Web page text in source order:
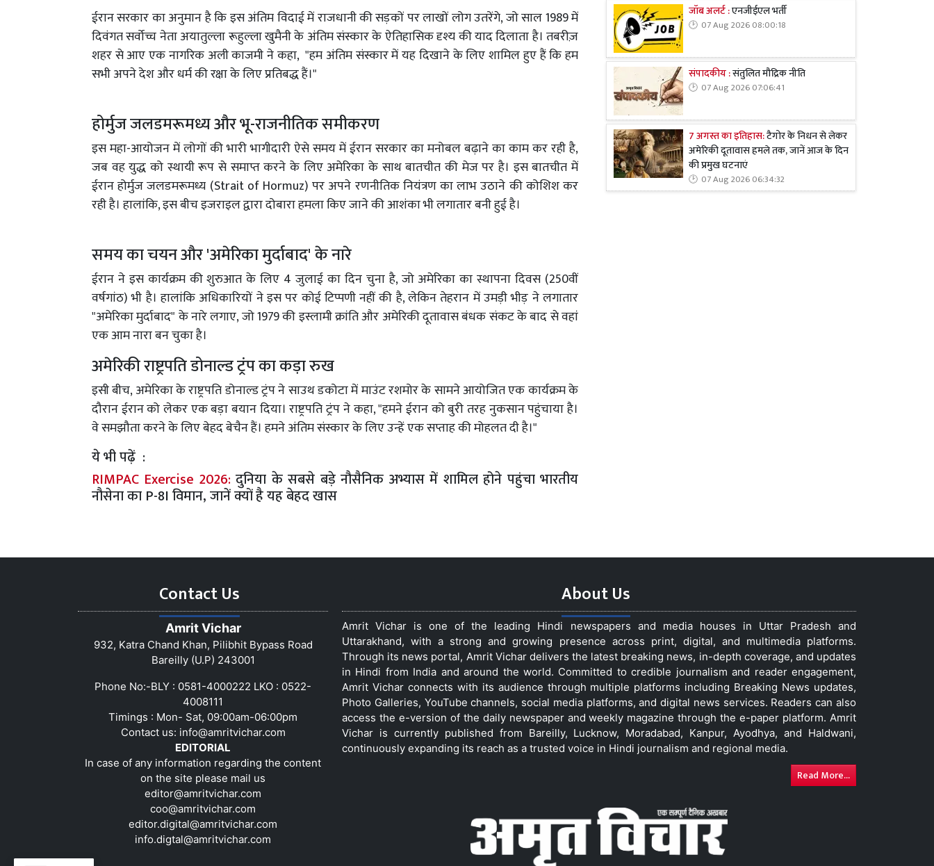
ईरान सरकार का अनुमान है कि इस अंतिम विदाई में राजधानी की सड़कों पर लाखों लोग उतरेंगे, जो साल 1989 में
दिवंगत सर्वोच्च नेता अयातुल्ला रूहुल्ला खुमैनी के अंतिम संस्कार के ऐतिहासिक दृश्य की याद दिलाता है। तबरीज़
शहर से आए एक नागरिक अली काजमी ने कहा, "हम अंतिम संस्कार में यह दिखाने के लिए शामिल हुए हैं कि हम
सभी अपने देश और धर्म की रक्षा के लिए प्रतिबद्ध हैं।"
होर्मुज जलडमरूमध्य और भू-राजनीतिक समीकरण
इस महा-आयोजन में लोगों की भारी भागीदारी ऐसे समय में ईरान सरकार का मनोबल बढ़ाने का काम कर रही है,
जब वह युद्ध को स्थायी रूप से समाप्त करने के लिए अमेरिका के साथ बातचीत की मेज पर है। इस बातचीत में
ईरान होर्मुज जलडमरूमध्य (Strait of Hormuz) पर अपने रणनीतिक नियंत्रण का लाभ उठाने की कोशिश कर
रही है। हालांकि, इस बीच इजराइल द्वारा दोबारा हमला किए जाने की आशंका भी लगातार बनी हुई है।
समय का चयन और 'अमेरिका मुर्दाबाद' के नारे
ईरान ने इस कार्यक्रम की शुरुआत के लिए 4 जुलाई का दिन चुना है, जो अमेरिका का स्थापना दिवस (250वीं
वर्षगांठ) भी है। हालांकि अधिकारियों ने इस पर कोई टिप्पणी नहीं की है, लेकिन तेहरान में उमड़ी भीड़ ने लगातार
"अमेरिका मुर्दाबाद" के नारे लगाए, जो 1979 की इस्लामी क्रांति और अमेरिकी दूतावास बंधक संकट के बाद से वहां
एक आम नारा बन चुका है।
अमेरिकी राष्ट्रपति डोनाल्ड ट्रंप का कड़ा रुख
इसी बीच, अमेरिका के राष्ट्रपति डोनाल्ड ट्रंप ने साउथ डकोटा में माउंट रशमोर के सामने आयोजित एक कार्यक्रम के
दौरान ईरान को लेकर एक बड़ा बयान दिया। राष्ट्रपति ट्रंप ने कहा, "हमने ईरान को बुरी तरह नुकसान पहुंचाया है।
वे समझौता करने के लिए बेहद बेचैन हैं। हमने अंतिम संस्कार के लिए उन्हें एक सप्ताह की मोहलत दी है।"
ये भी पढ़ें :
RIMPAC Exercise 2026:दुनिया के सबसे बड़े नौसैनिक अभ्यास में शामिल होने पहुंचा भारतीय
नौसेना का P-8I विमान, जानें क्यों है यह बेहद खास
जॉब अलर्ट :एनजीईएल भर्ती
07 Aug 2026 08:00:18
संपादकीय :संतुलित मौद्रिक नीति
07 Aug 2026 07:06:41
7 अगस्त का इतिहास:टैगोर के निधन से लेकर
अमेरिकी दूतावास हमले तक, जानें आज के दिन
की प्रमुख घटनाएं
07 Aug 2026 06:34:32
Contact Us
Amrit Vichar
932, Katra Chand Khan, Pilibhit Bypass Road
Bareilly (U.P) 243001
Phone No:-BLY : 0581-4000222 LKO : 0522-
4008111
Timings : Mon- Sat, 09:00am-06:00pm
Contact us: info@amritvichar.com
EDITORIAL
In case of any information regarding the content
on the site please mail us
editor@amritvichar.com
coo@amritvichar.com
editor.digital@amritvichar.com
info.digtal@amritvichar.com
About Us
Amrit Vichar is one of the leading Hindi newspapers and media houses in Uttar Pradesh and
Uttarakhand, with a strong and growing presence across print, digital, and multimedia platforms.
Through its news portal, Amrit Vichar delivers the latest breaking news, in-depth coverage, and updates
in Hindi from India and around the world. Committed to credible journalism and reader engagement,
Amrit Vichar connects with its audience through multiple platforms including Breaking News updates,
Photo Galleries, YouTube channels, social media platforms, and digital news services. Readers can also
access the e-version of the daily newspaper and weekly magazine through the e-paper platform. Amrit
Vichar is currently published from Bareilly, Lucknow, Moradabad, Kanpur, Ayodhya, and Haldwani,
continuously expanding its reach as a trusted voice in Hindi journalism and regional media.
Read More...